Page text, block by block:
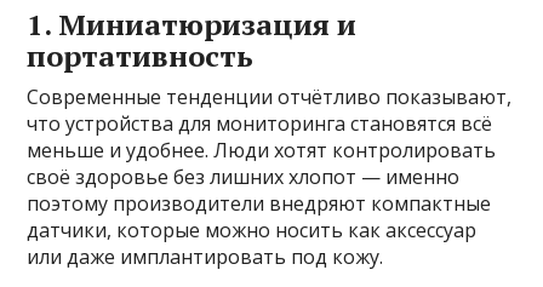
1. Миниатюризация и
портативность
Современные тенденции отчётливо показывают,
что устройства для мониторинга становятся всё
меньше и удобнее. Люди хотят контролировать
своё здоровье без лишних хлопот — именно
поэтому производители внедряют компактные
датчики, которые можно носить как аксессуар
или даже имплантировать под кожу.